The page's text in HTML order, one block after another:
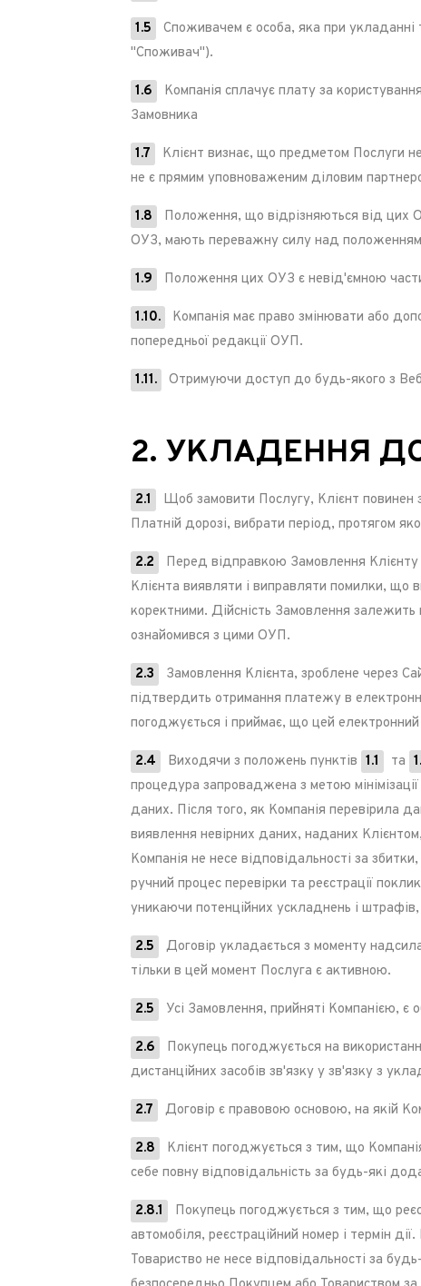
1.5
Споживачем є особа, яка при укладанні
"Споживач").
1.6
Компанія сплачує плату за
Замовника
1.7
Клієнт визнає, що предметом Послуги
не є прямим уповноваженим діловим
1.8
Положення, що відрізняються від цих
ОУЗ, мають переважну силу над
1.9 Положення цих ОУЗ є невід'ємною
1.10.
Компанія має право змінювати або
попередньої редакції ОУП.
1.11. Отримуючи доступ до будь-якого з
2. УКЛАДЕННЯ
2.1
Щоб замовити Послугу, Клієнт повинен
Платній дорозі, вибрати період, протягом
2.2
Перед відправкою Замовлення Клієнту
Клієнта виявляти і виправляти помилки, що
коректними. Дійсність Замовлення
ознайомився з цими ОУП.
2.3
Замовлення Клієнта, зроблене через
підтвердить отримання платежу в
погоджується і приймає, що цей
2.4 Виходячи з положень пунктів 1.1 та
процедура запроваджена з метою
даних. Після того, як Компанія перевірила
виявлення невірних даних, наданих
Компанія не несе відповідальності за
ручний процес перевірки та реєстрації
уникаючи потенційних ускладнень і
2.5
Договір укладається з моменту
тільки в цей момент Послуга є активною.
2.5 Усі Замовлення, прийняті Компанією, є
2.6
Покупець погоджується на
дистанційних засобів зв'язку у зв'язку з
2.7 Договір є правовою основою, на якій
2.8
Клієнт погоджується з тим, що
себе повну відповідальність за будь-які
2.8.1
Покупець погоджується з тим, що
автомобіля, реєстраційний номер і термін
Товариство не несе відповідальності за